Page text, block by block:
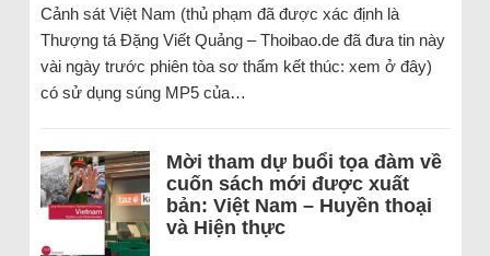
Cảnh sát Việt Nam (thủ phạm đã được xác định là
Thượng tá Đặng Viết Quảng – Thoibao.de đã đưa tin này
vài ngày trước phiên tòa sơ thẩm kết thúc: xem ở đây)
có sử dụng súng MP5 của…
Mời tham dự buổi tọa đàm về
cuốn sách mới được xuất
bản: Việt Nam – Huyền thoại
và Hiện thực